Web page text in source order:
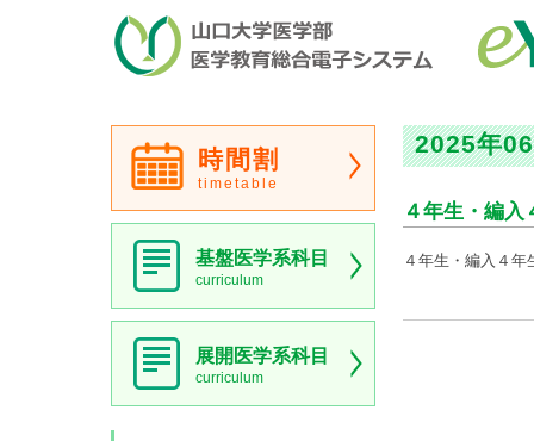
時間割
timetable
基盤医学系科目
curriculum
展開医学系科目
curriculum
2025年
４年生・編
４年生・編入４